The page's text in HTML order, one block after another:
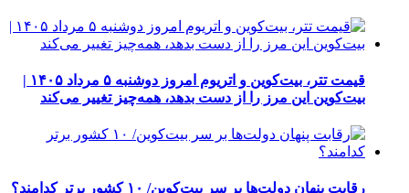
قیمت تتر، بیت‌کوین و اتریوم امروز دوشنبه ۵ مرداد ۱۴۰۵ |
بیت‌کوین این مرز را از دست بدهد، همه‌چیز تغییر می‌کند
رقابت پنهان دولت‌ها بر سر بیت‌کوین/ ۱۰ کشور برتر کدامند؟